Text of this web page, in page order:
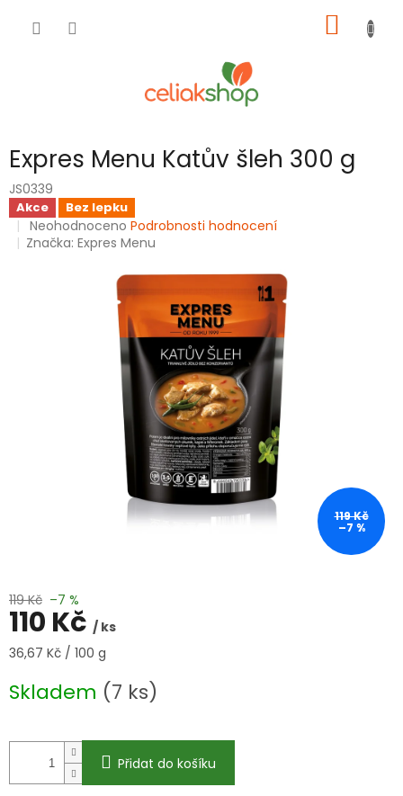
KOŠÍK
Expres Menu Katův šleh 300 g
JS0339
Akce Bez lepku
Průměrné
hodnocení
Neohodnoceno Podrobnosti hodnocení
Značka:Expres Menu
119 Kč
–7 %
119 Kč –7 %
110 Kč / ks
Měrná
36,67 Kč / 100 g
Skladem (7 ks)
Přidat do košíku